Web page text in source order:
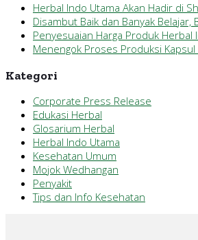
Herbal Indo Utama Akan Hadir di
Disambut Baik dan Banyak Belajar,
Penyesuaian Harga Produk
Menengok Proses Produksi
Kategori
Corporate Press Release
Edukasi Herbal
Glosarium Herbal
Herbal Indo Utama
Kesehatan Umum
Mojok Wedhangan
Penyakit
Tips dan Info Kesehatan